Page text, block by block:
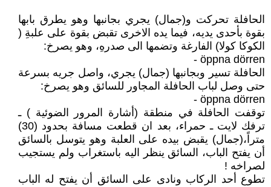
الحافلة تحركت و(جمال) يجري بجانبها وهو يطرق بابها
بقوة بأحدى يديه، فيما يده الاخرى تقبض بقوة على علبةِ (
الكوكا كولا) الفارغة وتضمها الى صدرهِ، وهو يصرخ:
öppna dörren -
الحافلة تسير وبجانبها (جمال) يجري، واصل جريه بسرعة
حتى وصل لباب الحافلة المجاور للسائق وهو يصرخ:
öppna dörren -
توقفت الحافلة في منطقة (أشارة المرور الضوئية ) ـ
ترفك لايت ـ حمراء، بعد ان قطعت مسافة بحدود (30)
متراً،(جمال) يقبض بيده على العلبة وهو يتوسل بالسائق
أن يفتح الباب، السائق ينظر اليه باستغراب ولم يستجيب
لصراخه !
تطوع أحد الركاب ونادى على السائق أن يفتح له الباب